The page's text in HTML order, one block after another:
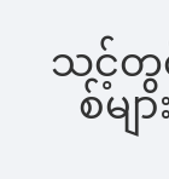
သင့်တွင်
စ်မ